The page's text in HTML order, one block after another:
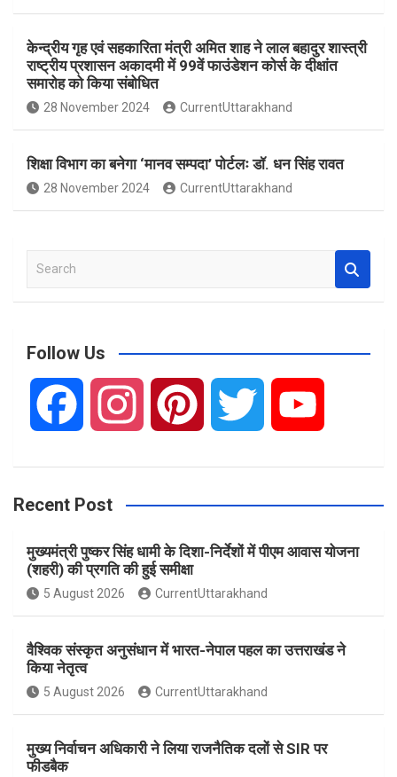
केन्द्रीय गृह एवं सहकारिता मंत्री अमित शाह ने लाल बहादुर शास्त्री
राष्ट्रीय प्रशासन अकादमी में 99वें फाउंडेशन कोर्स के दीक्षांत
समारोह को किया संबोधित
28 November 2024 CurrentUttarakhand
शिक्षा विभाग का बनेगा ‘मानव सम्पदा’ पोर्टलः डॉ. धन सिंह रावत
28 November 2024 CurrentUttarakhand
a
c
Follow Us
c
e
b
o
s
t
a
n
e
i
t
u
u
Recent Post
मुख्यमंत्री पुष्कर सिंह धामी के दिशा-निर्देशों में पीएम आवास योजना
(शहरी) की प्रगति की हुई समीक्षा
5 August 2026 CurrentUttarakhand
वैश्विक संस्कृत अनुसंधान में भारत-नेपाल पहल का उत्तराखंड ने
किया नेतृत्व
5 August 2026 CurrentUttarakhand
मुख्य निर्वाचन अधिकारी ने लिया राजनैतिक दलों से SIR पर
फीडबैक